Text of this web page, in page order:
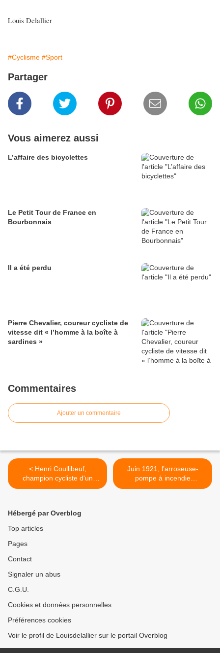
Louis Delallier
#Cyclisme #Sport
Partager
Vous aimerez aussi
L’affaire des bicyclettes
Le Petit Tour de France en
Bourbonnais
Il a été perdu
Pierre Chevalier, coureur cycliste de
vitesse dit « l’homme à la boîte à
sardines »
Commentaires
Ajouter un commentaire
< Henri Coullibeuf,
champion cycliste d'un
autre siècle, de passage à
Juin 1921, l’arroseuse-
pompe à incendie
moulinoise essayée en ville
Hébergé par Overblog
Top articles
Pages
Contact
Signaler un abus
C.G.U.
Cookies et données personnelles
Préférences cookies
Voir le profil de Louisdelallier sur le portail Overblog